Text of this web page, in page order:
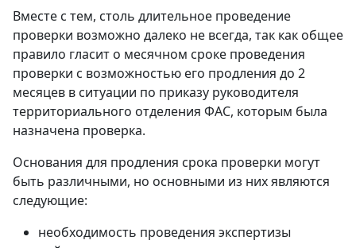
Вместе с тем, столь длительное проведение
проверки возможно далеко не всегда, так как общее
правило гласит о месячном сроке проведения
проверки с возможностью его продления до 2
месяцев в ситуации по приказу руководителя
территориального отделения ФАС, которым была
назначена проверка.
Основания для продления срока проверки могут
быть различными, но основными из них являются
следующие:
необходимость проведения экспертизы